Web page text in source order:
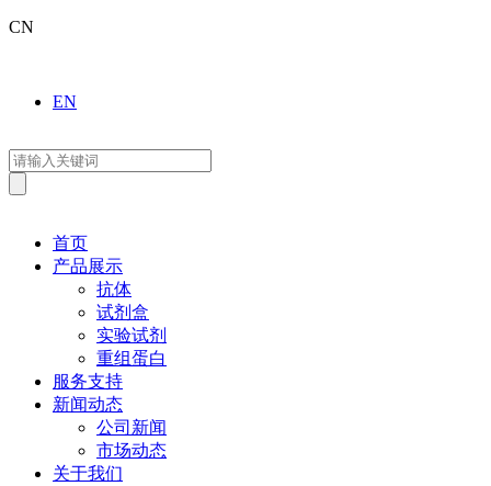
CN
EN
首页
产品展示
抗体
试剂盒
实验试剂
重组蛋白
服务支持
新闻动态
公司新闻
市场动态
关于我们